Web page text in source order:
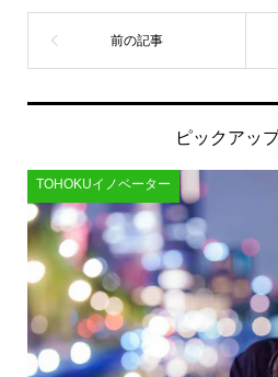
ピックアッ
TOHOKUイノベーター